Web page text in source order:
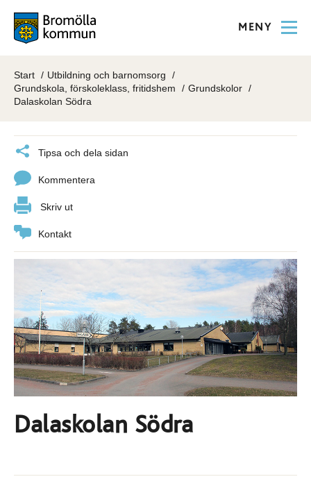
MENY
Start
Utbildning och barnomsorg
Grundskola, förskoleklass, fritidshem
Grundskolor
Dalaskolan Södra
Tipsa och dela sidan
Kommentera
Skriv ut
Kontakt
Dalaskolan Södra